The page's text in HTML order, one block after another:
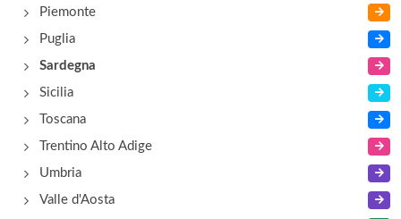
Piemonte
Puglia
Sardegna
Sicilia
Toscana
Trentino Alto Adige
Umbria
Valle d'Aosta